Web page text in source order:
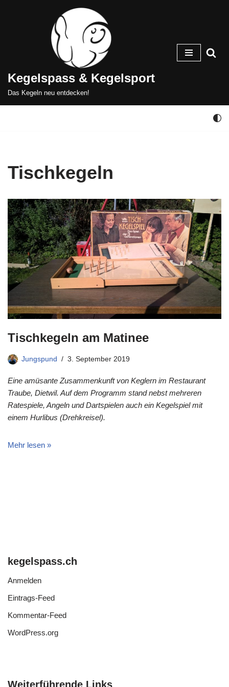
Kegelspass & Kegelsport
Das Kegeln neu entdecken!
Tischkegeln
Tischkegeln am Matinee
Jungspund 3. September 2019
Eine amüsante Zusammenkunft von Keglern im Restaurant
Traube, Dietwil. Auf dem Programm stand nebst mehreren
Ratespiele, Angeln und Dartspielen auch ein Kegelspiel mit
einem Hurlibus (Drehkreisel).
Mehr lesen »
kegelspass.ch
Anmelden
Eintrags-Feed
Kommentar-Feed
WordPress.org
Weiterführende Links